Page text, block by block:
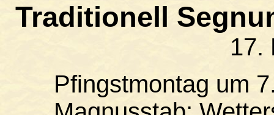
Traditionell
17.
Pfingstmontag um